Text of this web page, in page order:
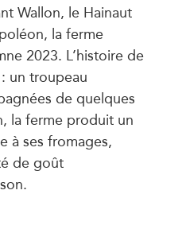
Wallon, le Hainaut
la ferme
2023. L’histoire de
un troupeau
de quelques
la ferme produit un
à ses fromages,
de goût